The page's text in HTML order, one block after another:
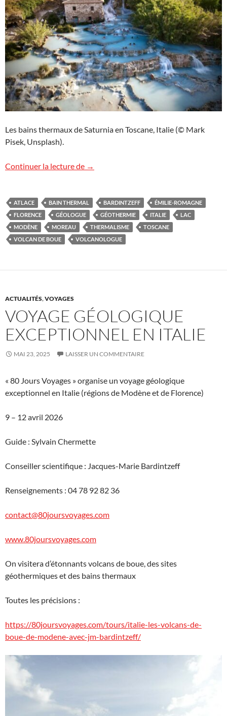
Les bains thermaux de Saturnia en Toscane, Italie (© Mark
Pisek, Unsplash).
Continuer la lecture de Voyage géologique exceptionnel en Italie
→
ATLACE BAIN THERMAL BARDINTZEFF
ÉMILIE-ROMAGNE
FLORENCE
GÉOLOGUE GÉOTHERMIE ITALIE
LAC
MODÈNE
MOREAU THERMALISME
TOSCANE
VOLCAN DE BOUE
VOLCANOLOGUE
ACTUALITÉS,VOYAGES
VOYAGE GÉOLOGIQUE
EXCEPTIONNEL EN ITALIE
MAI 23, 2025 LAISSER UN COMMENTAIRE
« 80 Jours Voyages » organise un voyage géologique
exceptionnel en Italie (régions de Modène et de Florence)
9 – 12 avril 2026
Guide : Sylvain Chermette
Conseiller scientifique : Jacques-Marie Bardintzeff
Renseignements : 04 78 92 82 36
contact@80joursvoyages.com
www.80joursvoyages.com
On visitera d’étonnants volcans de boue, des sites
géothermiques et des bains thermaux
Toutes les précisions :
https://80joursvoyages.com/tours/italie-les-volcans-de-
boue-de-modene-avec-jm-bardintzeff/